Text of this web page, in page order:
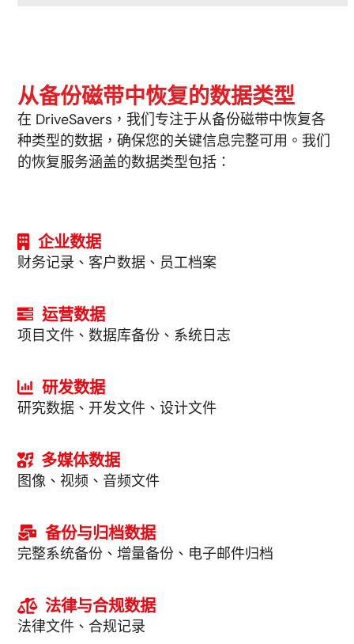
从备份磁带中恢复的数据类型
在 DriveSavers，我们专注于从备份磁带中恢复各
种类型的数据，确保您的关键信息完整可用。我们
的恢复服务涵盖的数据类型包括：
企业数据
财务记录、客户数据、员工档案
运营数据
项目文件、数据库备份、系统日志
研发数据
研究数据、开发文件、设计文件
多媒体数据
图像、视频、音频文件
备份与归档数据
完整系统备份、增量备份、电子邮件归档
法律与合规数据
法律文件、合规记录